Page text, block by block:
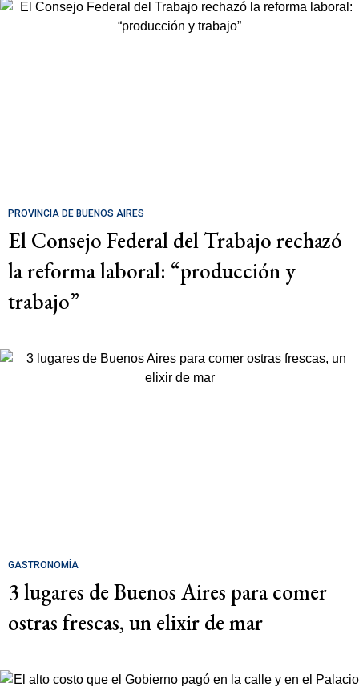
PROVINCIA DE BUENOS AIRES
El Consejo Federal del Trabajo rechazó
la reforma laboral: “producción y
trabajo”
GASTRONOMÍA
3 lugares de Buenos Aires para comer
ostras frescas, un elixir de mar